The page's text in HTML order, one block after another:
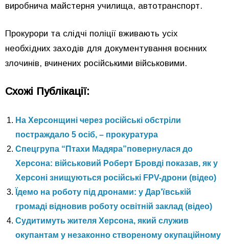
виробнича майстерня училища, автотранспорт.
Прокурори та слідчі поліції вживають усіх
необхідних заходів для документування воєнних
злочинів, вчинених російськими військовими.
Схожі Публікації:
На Херсонщині через російські обстріли
постраждало 5 осіб, – прокуратура
Спецгрупа “Птахи Мадяра”повернулася до
Херсона: військовий Роберт Бровді показав, як у
Херсоні знищуються російські FPV-дрони (відео)
Їдемо на роботу під дронами: у Дар’ївській
громаді відновив роботу освітній заклад (відео)
Судитимуть жителя Херсона, який служив
окупантам у незаконно створеному окупаційному